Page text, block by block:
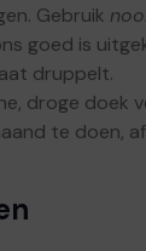
Gebruik
goed is
druppelt.
droge
te doen,